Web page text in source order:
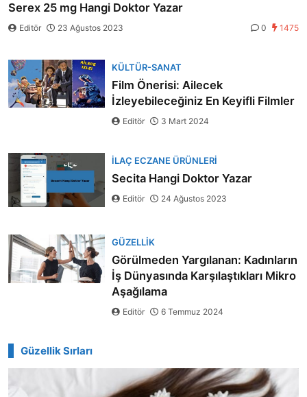
Serex 25 mg Hangi Doktor Yazar
Editör 23 Ağustos 2023 0 1475
KÜLTÜR-SANAT
Film Önerisi: Ailecek
İzleyebileceğiniz En Keyifli Filmler
Editör 3 Mart 2024
İLAÇ ECZANE ÜRÜNLERI
Secita Hangi Doktor Yazar
Editör 24 Ağustos 2023
GÜZELLIK
Görülmeden Yargılanan: Kadınların
İş Dünyasında Karşılaştıkları Mikro
Aşağılama
Editör 6 Temmuz 2024
Güzellik Sırları